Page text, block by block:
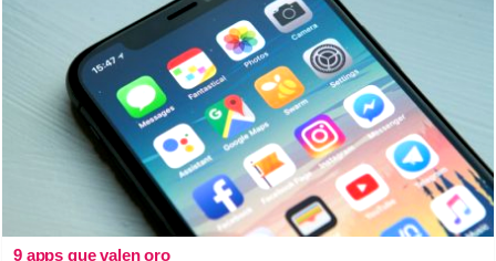
9 apps que valen oro